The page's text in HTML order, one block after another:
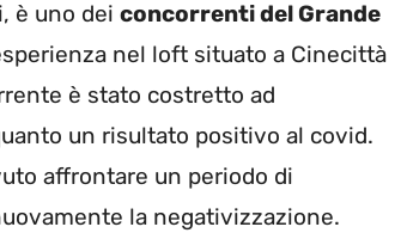
è uno dei concorrenti del Grande
nel loft situato a Cinecittà
è stato costretto ad
un risultato positivo al covid.
affrontare un periodo di
la negativizzazione.